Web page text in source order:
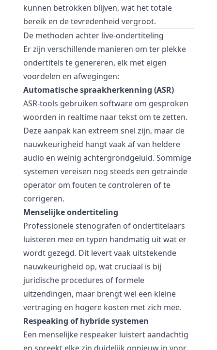
kunnen betrokken blijven, wat het totale
bereik en de tevredenheid vergroot.
De methoden achter live-ondertiteling
Er zijn verschillende manieren om ter plekke
ondertitels te genereren, elk met eigen
voordelen en afwegingen:
Automatische spraakherkenning (ASR)
ASR-tools gebruiken software om gesproken
woorden in realtime naar tekst om te zetten.
Deze aanpak kan extreem snel zijn, maar de
nauwkeurigheid hangt vaak af van heldere
audio en weinig achtergrondgeluid. Sommige
systemen vereisen nog steeds een getrainde
operator om fouten te controleren of te
corrigeren.
Menselijke ondertiteling
Professionele stenografen of ondertitelaars
luisteren mee en typen handmatig uit wat er
wordt gezegd. Dit levert vaak uitstekende
nauwkeurigheid op, wat cruciaal is bij
juridische procedures of formele
uitzendingen, maar brengt wel een kleine
vertraging en hogere kosten met zich mee.
Respeaking of hybride systemen
Een menselijke respeaker luistert aandachtig